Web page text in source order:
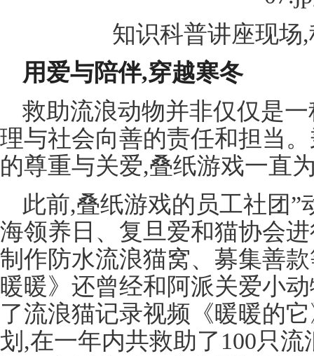
知识科普讲座现场
用爱与陪伴,穿越寒冬
救助流浪动物并非仅仅是
理与社会向善的责任和担当
的尊重与关爱,叠纸游戏一直
此前,叠纸游戏的员工社团”
海领养日、复旦爱和猫协会
制作防水流浪猫窝、募集善
暖暖》还曾经和阿派关爱小
了流浪猫记录视频《暖暖的
划,在一年内共救助了100只